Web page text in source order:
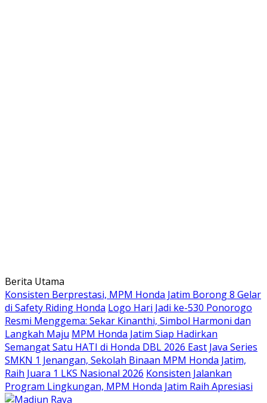
Langsung
ke
konten
Berita Utama
Konsisten Berprestasi, MPM Honda Jatim Borong 8 Gelar
di Safety Riding Honda Logo Hari Jadi ke-530 Ponorogo
Resmi Menggema: Sekar Kinanthi, Simbol Harmoni dan
Langkah Maju MPM Honda Jatim Siap Hadirkan
Semangat Satu HATI di Honda DBL 2026 East Java Series
SMKN 1 Jenangan, Sekolah Binaan MPM Honda Jatim,
Raih Juara 1 LKS Nasional 2026 Konsisten Jalankan
Program Lingkungan, MPM Honda Jatim Raih Apresiasi